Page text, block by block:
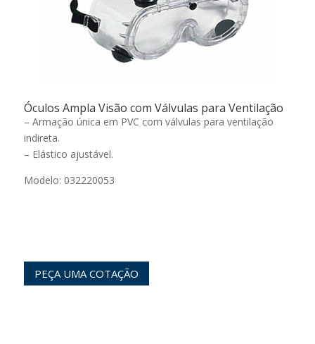
Óculos Ampla Visão com Válvulas para Ventilação
– Armação única em PVC com válvulas para ventilação
indireta.
– Elástico ajustável.
Modelo: 032220053
PEÇA UMA COTAÇÃO